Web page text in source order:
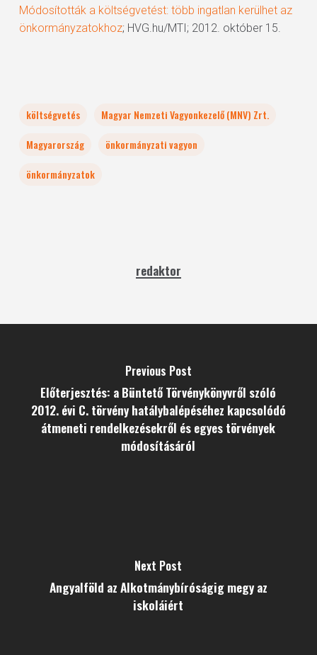
Módosították a költségvetést: több ingatlan kerülhet az
önkormányzatokhoz; HVG.hu/MTI; 2012. október 15.
költségvetés
Magyar Nemzeti Vagyonkezelő (MNV) Zrt.
Magyarország
önkormányzati vagyon
önkormányzatok
redaktor
Previous Post
Előterjesztés: a Büntető Törvénykönyvről szóló
2012. évi C. törvény hatálybalépéséhez kapcsolódó
átmeneti rendelkezésekről és egyes törvények
módosításáról
Next Post
Angyalföld az Alkotmánybíróságig megy az
iskoláiért